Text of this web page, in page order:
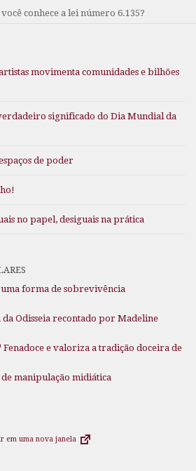
conhece a lei número 6.135?
movimenta comunidades e bilhões
significado do Dia Mundial da
de poder
no papel, desiguais na prática
uma forma de sobrevivência
Odisseia recontado por Madeline
e valoriza a tradição doceira de
de manipulação midiática
em uma nova janela